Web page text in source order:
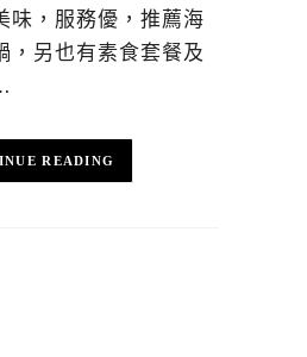
味，服務優，推薦海
，另也有素食套餐及
READING